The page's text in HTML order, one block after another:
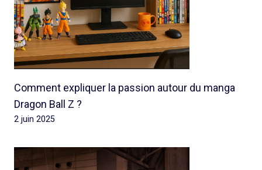
Comment expliquer la passion autour du manga
Dragon Ball Z ?
2 juin 2025